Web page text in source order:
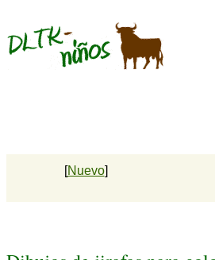
[Nuevo]